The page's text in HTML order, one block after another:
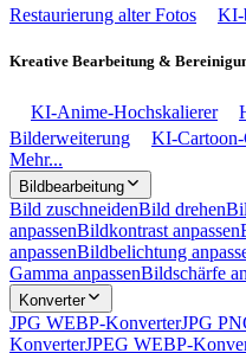
Restaurierung alter Fotos
KI-
Kreative Bearbeitung &
KI-Anime-Hochskalierer
Bilderweiterung
KI-Cartoon-
Mehr...
Bildbearbeitung
Bild zuschneidenBild drehen
anpassenBildkontrast anpassen
anpassenBildbelichtung
Gamma anpassenBildschärfe
Konverter
JPG WEBP-KonverterJPG
KonverterJPEG WEBP-